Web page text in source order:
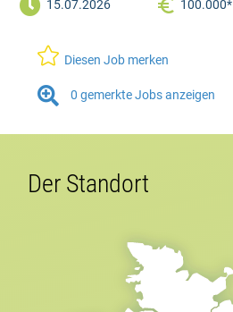
 15.07.2026 100.000*
 Diesen Job merken
 0 gemerkte Jobs anzeigen
Der Standort